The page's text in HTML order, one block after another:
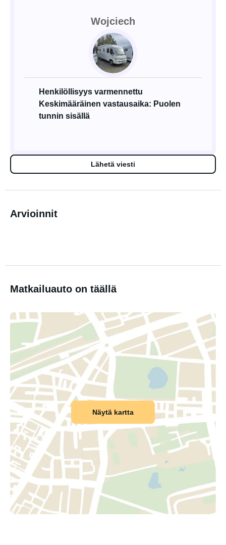
Wojciech
Henkilöllisyys varmennettu
Keskimääräinen vastausaika: Puolen
tunnin sisällä
Lähetä viesti
Arvioinnit
Matkailuauto on täällä
Näytä kartta